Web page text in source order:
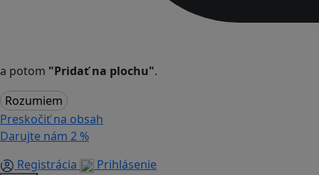
a potom "Pridať na plochu".
Rozumiem
Preskočiť na obsah
Darujte nám 2 %
Registrácia
Prihlásenie